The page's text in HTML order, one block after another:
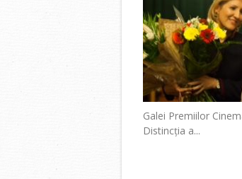
Galei Premiilor
Distincția a...